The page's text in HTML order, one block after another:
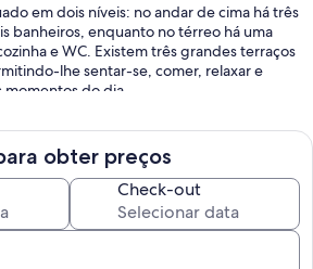
em dois níveis: no andar de cima há três
banheiros, enquanto no térreo há uma
e WC. Existem três grandes terraços
lhe sentar-se, comer, relaxar e
momentos do dia.
obter preços
Check-out